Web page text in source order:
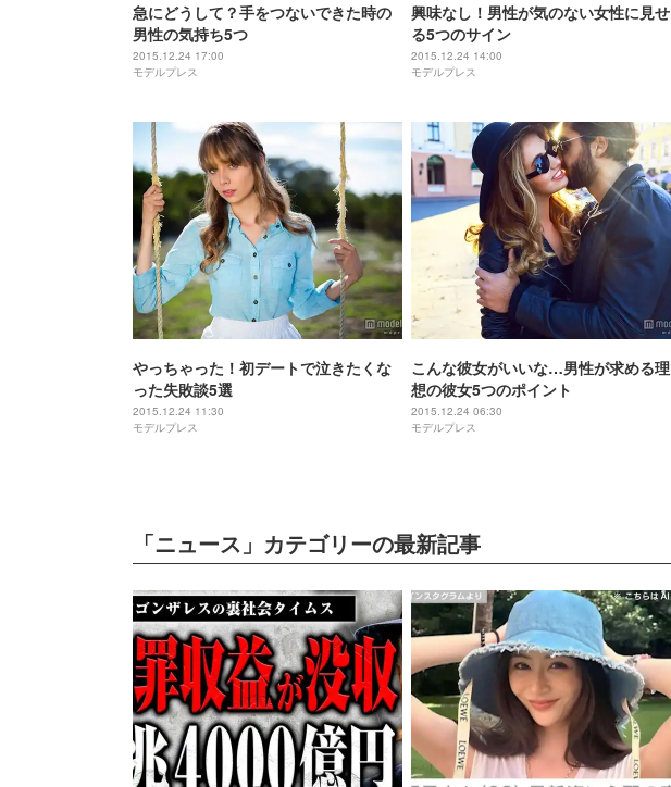
急にどうして？手をつないできた時の
男性の気持ち5つ
2015.12.24 17:00
モデルプレス
興味なし！男性が気のない女性に見せ
る5つのサイン
2015.12.24 14:00
モデルプレス
やっちゃった！初デートで泣きたくな
った失敗談5選
2015.12.24 11:30
モデルプレス
こんな彼女がいいな…男性が求める理
想の彼女5つのポイント
2015.12.24 06:30
モデルプレス
「ニュース」カテゴリーの最新記事